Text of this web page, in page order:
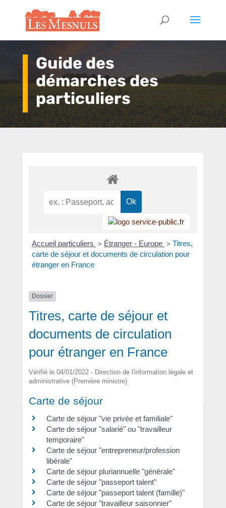
Guide des
démarches des
particuliers
Accueil particuliers > Étranger - Europe > Titres,
carte de séjour et documents de circulation pour
étranger en France
Dossier
Titres, carte de séjour et
documents de circulation
pour étranger en France
Vérifié le 04/01/2022 - Direction de l'information légale et
administrative (Première ministre)
Carte de séjour
Carte de séjour "vie privée et familiale"
Carte de séjour "salarié" ou "travailleur
temporaire"
Carte de séjour "entrepreneur/profession
libérale"
Carte de séjour pluriannuelle "générale"
Carte de séjour "passeport talent"
Carte de séjour "passeport talent (famille)"
Carte de séjour "travailleur saisonnier"